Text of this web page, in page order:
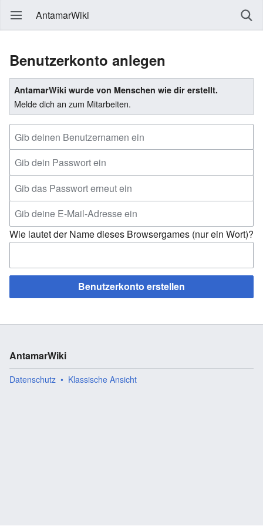
AntamarWiki
Benutzerkonto anlegen
AntamarWiki wurde von Menschen wie dir erstellt.
Melde dich an zum Mitarbeiten.
Wie lautet der Name dieses Browsergames (nur ein Wort)?
Benutzerkonto erstellen
AntamarWiki
Datenschutz Klassische Ansicht